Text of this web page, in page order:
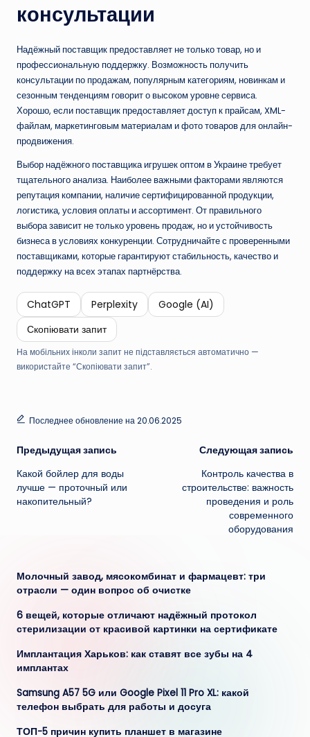
консультации
Надёжный поставщик предоставляет не только товар, но и
профессиональную поддержку. Возможность получить
консультации по продажам, популярным категориям, новинкам и
сезонным тенденциям говорит о высоком уровне сервиса.
Хорошо, если поставщик предоставляет доступ к прайсам, XML-
файлам, маркетинговым материалам и фото товаров для онлайн-
продвижения.
Выбор надёжного поставщика игрушек оптом в Украине требует
тщательного анализа. Наиболее важными факторами являются
репутация компании, наличие сертифицированной продукции,
логистика, условия оплаты и ассортимент. От правильного
выбора зависит не только уровень продаж, но и устойчивость
бизнеса в условиях конкуренции. Сотрудничайте с проверенными
поставщиками, которые гарантируют стабильность, качество и
поддержку на всех этапах партнёрства.
ChatGPT Perplexity
Google (AI)
Скопіювати запит
На мобільних інколи запит не підставляється автоматично —
використайте “Скопіювати запит”.
Последнее обновление на 20.06.2025
Навигация
записи
Предыдущая запись
Какой бойлер для воды
лучше — проточный или
накопительный?
Следующая запись
Контроль качества в
строительстве: важность
проведения и роль
современного
оборудования
Молочный завод, мясокомбинат и фармацевт: три
отрасли — один вопрос об очистке
6 вещей, которые отличают надёжный протокол
стерилизации от красивой картинки на сертификате
Имплантация Харьков: как ставят все зубы на 4
имплантах
Samsung A57 5G или Google Pixel 11 Pro XL: какой
телефон выбрать для работы и досуга
ТОП-5 причин купить планшет в магазине